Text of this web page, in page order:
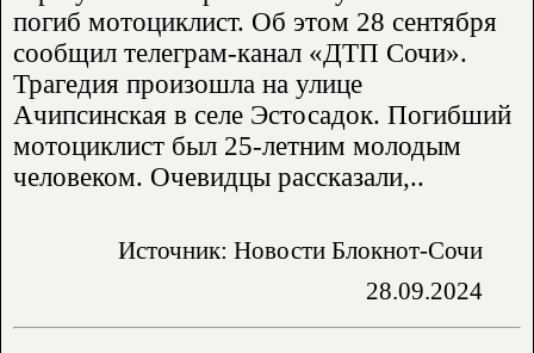
погиб мотоциклист. Об этом 28 сентября
сообщил телеграм-канал «ДТП Сочи».
Трагедия произошла на улице
Ачипсинская в селе Эстосадок. Погибший
мотоциклист был 25-летним молодым
человеком. Очевидцы рассказали,..
Источник: Новости Блокнот-Сочи
28.09.2024